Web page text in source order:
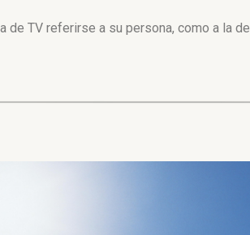
de TV referirse a su persona, como a la de